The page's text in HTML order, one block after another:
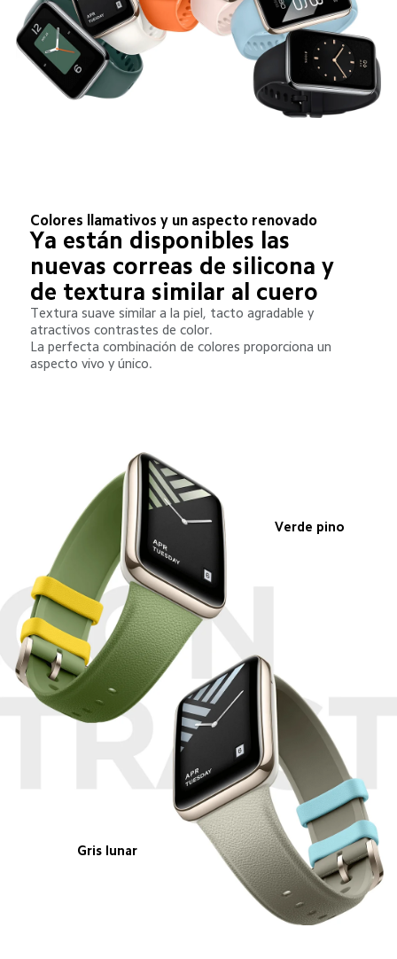
Colores llamativos y un aspecto renovado
Ya están disponibles las
nuevas correas de silicona y
de textura similar al cuero
Textura suave similar a la piel, tacto agradable y
atractivos contrastes de color.
La perfecta combinación de colores proporciona un
aspecto vivo y único.
Verde pino
Gris lunar